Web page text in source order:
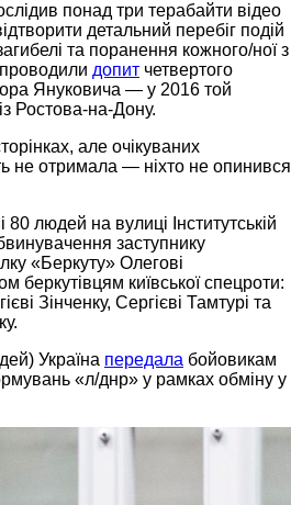
понад три терабайти відео
детальний перебіг подій
та поранення кожного/ної з
проводили допит четвертого
Януковича — у 2016 той
Ростова-на-Дону.
але очікуваних
не отримала — ніхто не опинився
80 людей на вулиці Інститутській
заступнику
«Беркуту» Олегові
беркутівцям київської спецроти:
Зінченку, Сергієві Тамтурі та
Україна передала бойовикам
«л/днр» у рамках обміну у